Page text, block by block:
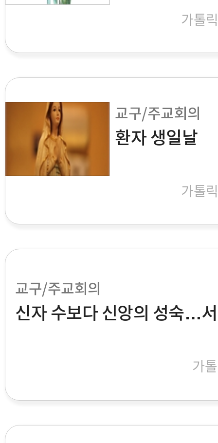
가톨
교구/주교회의
환자 생일날
가톨
교구/주교회의
신자 수보다 신앙의 성숙…
가